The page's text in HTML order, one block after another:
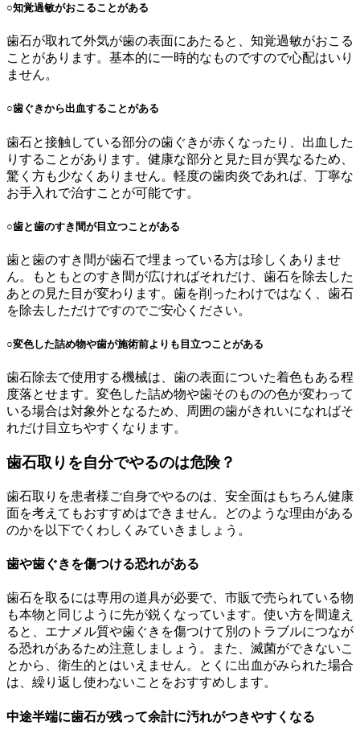
○知覚過敏がおこることがある
歯石が取れて外気が歯の表面にあたると、知覚過敏がおこる
ことがあります。基本的に一時的なものですので心配はいり
ません。
○歯ぐきから出血することがある
歯石と接触している部分の歯ぐきが赤くなったり、出血した
りすることがあります。健康な部分と見た目が異なるため、
驚く方も少なくありません。軽度の歯肉炎であれば、丁寧な
お手入れで治すことが可能です。
○歯と歯のすき間が目立つことがある
歯と歯のすき間が歯石で埋まっている方は珍しくありませ
ん。もともとのすき間が広ければそれだけ、歯石を除去した
あとの見た目が変わります。歯を削ったわけではなく、歯石
を除去しただけですのでご安心ください。
○変色した詰め物や歯が施術前よりも目立つことがある
歯石除去で使用する機械は、歯の表面についた着色もある程
度落とせます。変色した詰め物や歯そのものの色が変わって
いる場合は対象外となるため、周囲の歯がきれいになればそ
れだけ目立ちやすくなります。
歯石取りを自分でやるのは危険？
歯石取りを患者様ご自身でやるのは、安全面はもちろん健康
面を考えてもおすすめはできません。どのような理由がある
のかを以下でくわしくみていきましょう。
歯や歯ぐきを傷つける恐れがある
歯石を取るには専用の道具が必要で、市販で売られている物
も本物と同じように先が鋭くなっています。使い方を間違え
ると、エナメル質や歯ぐきを傷つけて別のトラブルにつなが
る恐れがあるため注意しましょう。また、滅菌ができないこ
とから、衛生的とはいえません。とくに出血がみられた場合
は、繰り返し使わないことをおすすめします。
中途半端に歯石が残って余計に汚れがつきやすくなる